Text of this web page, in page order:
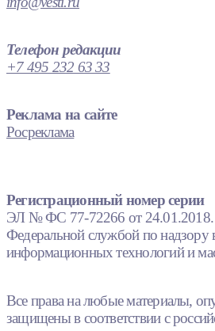
Телефон редакции
+7 495 232 63 33
Реклама на сайте
Росреклама
Регистрационный номер серии
ЭЛ № ФС 77-72266 от 24.01.2018.
Федеральной службой по надзору
информационных технологий и
Все права на любые материалы,
защищены в соответствии с